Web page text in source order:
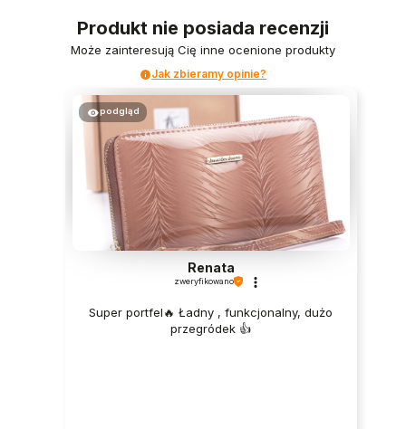
Produkt nie posiada recenzji
Może zainteresują Cię inne ocenione produkty
Jak zbieramy opinie?
podgląd
Renata
zweryfikowano
Super portfel🔥 Ładny , funkcjonalny, dużo
przegródek 👍️